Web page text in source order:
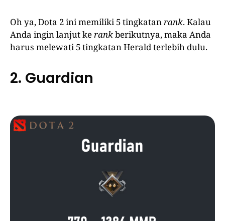
Oh ya, Dota 2 ini memiliki 5 tingkatanrank. Kalau
Anda ingin lanjut kerankberikutnya, maka Anda
harus melewati 5 tingkatan Herald terlebih dulu.
2. Guardian